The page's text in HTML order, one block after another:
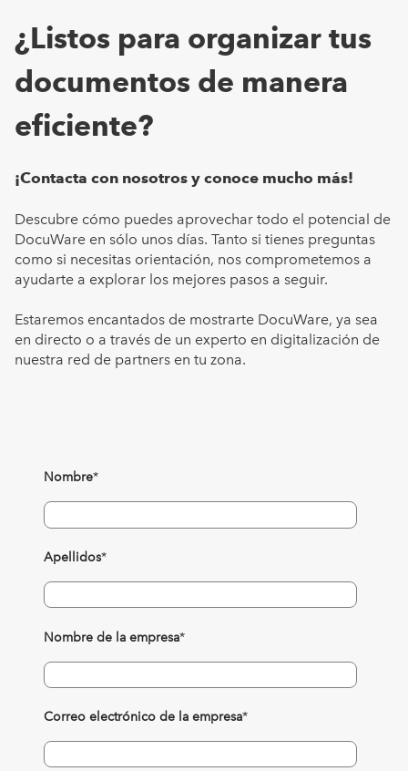
¿Listos para organizar tus
documentos de manera
eficiente?
¡Contacta con nosotros y conoce mucho más!
Descubre cómo puedes aprovechar todo el potencial de
DocuWare en sólo unos días. Tanto si tienes preguntas
como si necesitas orientación, nos comprometemos a
ayudarte a explorar los mejores pasos a seguir.
Estaremos encantados de mostrarte DocuWare, ya sea
en directo o a través de un experto en digitalización de
nuestra red de partners en tu zona.
Nombre*
Apellidos*
Nombre de la empresa*
Correo electrónico de la empresa*